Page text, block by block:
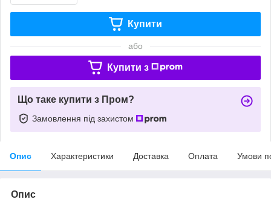
Купити
або
Купити з
Що таке купити з Пром?
Замовлення під захистом
Опис Характеристики Доставка Оплата Умови
Опис